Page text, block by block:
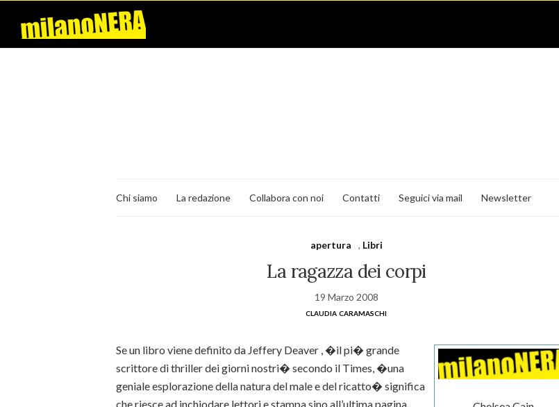
Chi siamo La redazione Collabora con noi Contatti Seguici via mail Newsletter
apertura , Libri
La ragazza dei corpi
19 Marzo 2008
claudia caramaschi
Se un libro viene definito da Jeffery Deaver , �il pi� grande
scrittore di thriller dei giorni nostri� secondo il Times, �una
geniale esplorazione della natura del male e del ricatto� significa
che riesce ad inchiodare lettori e stampa sino all’ultima pagina.